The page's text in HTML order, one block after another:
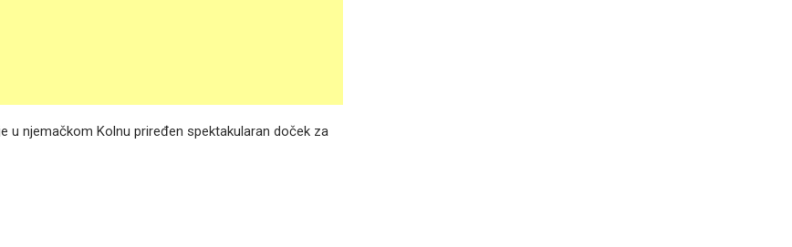
u njemačkom Kolnu priređen spektakularan doček za